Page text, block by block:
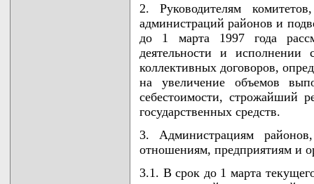
2. Руководителям
администраций районов и
до 1 марта 1997 года
деятельности и исполнении
коллективных договоров,
на увеличение объемов
себестоимости, строжайший
государственных средств.
3. Администрациям
отношениям, предприятиям и
3.1. В срок до 1 марта